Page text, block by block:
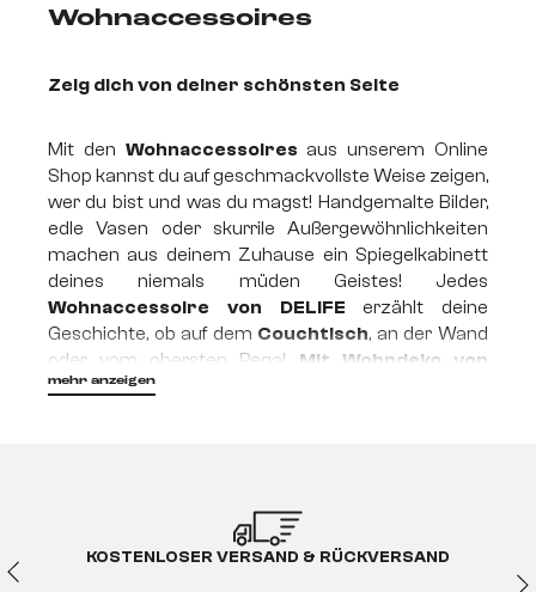
Wohnaccessoires
Zeig dich von deiner schönsten Seite
Mit den Wohnaccessoires aus unserem Online
Shop kannst du auf geschmackvollste Weise zeigen,
wer du bist und was du magst! Handgemalte Bilder,
edle Vasen oder skurrile Außergewöhnlichkeiten
machen aus deinem Zuhause ein Spiegelkabinett
deines niemals müden Geistes! Jedes
Wohnaccessoire von DELIFE erzählt deine
Geschichte, ob auf dem Couchtisch, an der Wand
oder vom obersten Regal. Mit Wohndeko von
DELIFE gibst du deiner Wohnung nicht
luxuriös, einzigartig
mehr anzeigen
KOSTENLOSER VERSAND & RÜCKVERSAND